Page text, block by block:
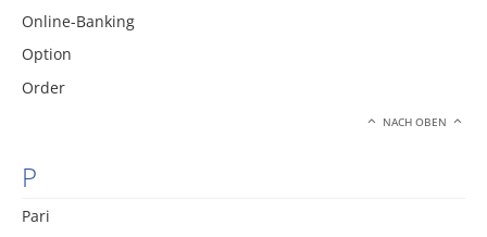
Online-Banking
Option
Order
NACH OBEN
P
Pari